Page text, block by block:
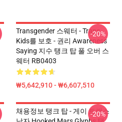
Transgender 스웨터 - Trans
Kids를 보호 - 권리 Awareness
Saying 지수 탱크 탑 풀 오버 스
웨터 RB0403
₩5,642,910 - ₩6,607,510
-20%
채용정보 탱크 탑 - 게이 트랜스
-20%